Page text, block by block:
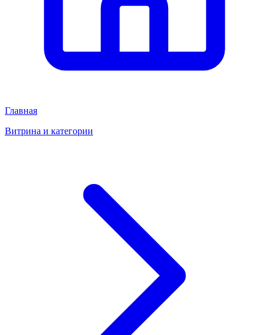
Главная
Витрина и категории